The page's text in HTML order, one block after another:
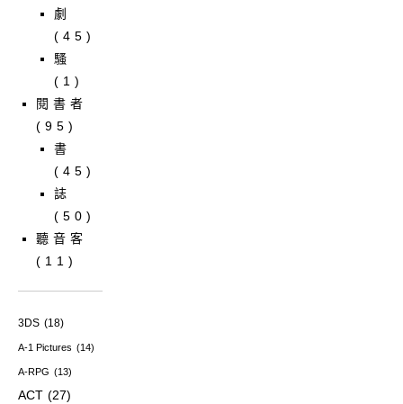
劇
(45)
騷
(1)
閱書者
(95)
書
(45)
誌
(50)
聽音客
(11)
3DS (18)
A-1 Pictures (14)
A-RPG (13)
ACT (27)